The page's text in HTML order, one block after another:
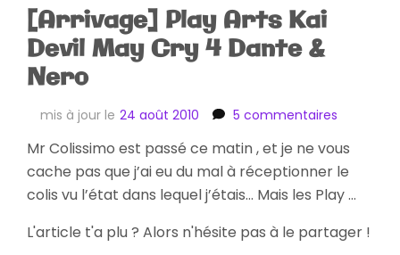
[Arrivage] Play Arts Kai
Devil May Cry 4 Dante &
Nero
mis à jour le 24 août 2010 5 commentaires
Play
Arts
Kai
Devil
May
Cry
Mr Colissimo est passé ce matin , et je ne vous
cache pas que j’ai eu du mal à réceptionner le
colis vu l’état dans lequel j’étais… Mais les Play …
L'article t'a plu ? Alors n'hésite pas à le partager !